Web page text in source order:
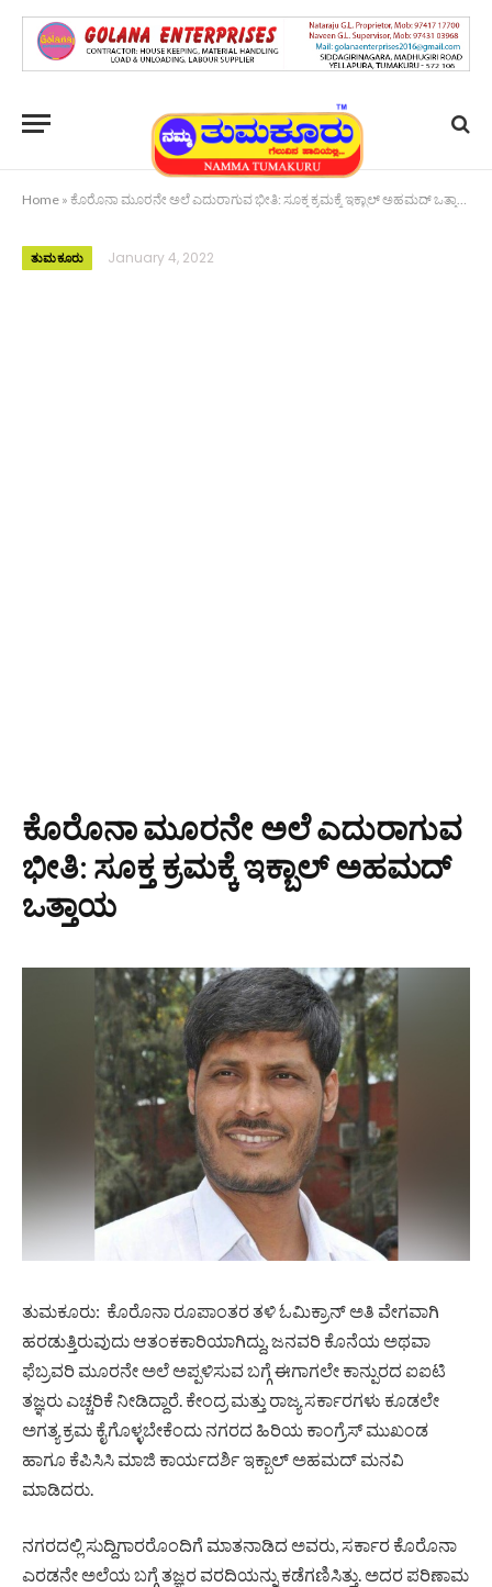
Home » ಕೊರೊನಾ ಮೂರನೇ ಅಲೆ ಎದುರಾಗುವ ಭೀತಿ: ಸೂಕ್ತ ಕ್ರಮಕ್ಕೆ ಇಕ್ಬಾಲ್ ಅಹಮದ್ ಒತ್ತಾಯ
ತುಮಕೂರು January 4, 2022
ಕೊರೊನಾ ಮೂರನೇ ಅಲೆ ಎದುರಾಗುವ
ಭೀತಿ: ಸೂಕ್ತ ಕ್ರಮಕ್ಕೆ ಇಕ್ಬಾಲ್ ಅಹಮದ್
ಒತ್ತಾಯ
ತುಮಕೂರು: ಕೊರೊನಾ ರೂಪಾಂತರ ತಳಿ ಓಮಿಕ್ರಾನ್ ಅತಿ ವೇಗವಾಗಿ
ಹರಡುತ್ತಿರುವುದು ಆತಂಕಕಾರಿಯಾಗಿದ್ದು, ಜನವರಿ ಕೊನೆಯ ಅಥವಾ
ಫೆಬ್ರವರಿ ಮೂರನೇ ಅಲೆ ಅಪ್ಪಳಿಸುವ ಬಗ್ಗೆ ಈಗಾಗಲೇ ಕಾನ್ಪುರದ ಐಐಟಿ
ತಜ್ಞರು ಎಚ್ಚರಿಕೆ ನೀಡಿದ್ದಾರೆ. ಕೇಂದ್ರ ಮತ್ತು ರಾಜ್ಯ ಸರ್ಕಾರಗಳು ಕೂಡಲೇ
ಅಗತ್ಯ ಕ್ರಮ ಕೈಗೊಳ್ಳಬೇಕೆಂದು ನಗರದ ಹಿರಿಯ ಕಾಂಗ್ರೆಸ್ ಮುಖಂಡ
ಹಾಗೂ ಕೆಪಿಸಿಸಿ ಮಾಜಿ ಕಾರ್ಯದರ್ಶಿ ಇಕ್ಬಾಲ್ ಅಹಮದ್ ಮನವಿ
ಮಾಡಿದರು.
ನಗರದಲ್ಲಿ ಸುದ್ದಿಗಾರರೊಂದಿಗೆ ಮಾತನಾಡಿದ ಅವರು, ಸರ್ಕಾರ ಕೊರೊನಾ
ಎರಡನೇ ಅಲೆಯ ಬಗ್ಗೆ ತಜ್ಞರ ವರದಿಯನ್ನು ಕಡೆಗಣಿಸಿತ್ತು. ಅದರ ಪರಿಣಾಮ